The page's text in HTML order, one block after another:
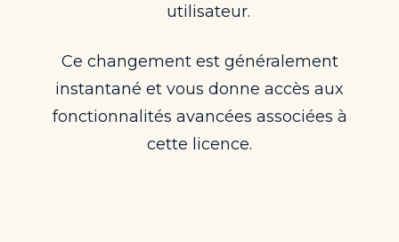
utilisateur.
Ce changement est généralement
instantané et vous donne accès aux
fonctionnalités avancées associées à
cette licence.